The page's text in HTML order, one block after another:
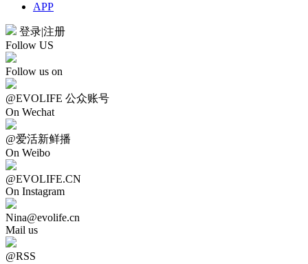
APP
登录|注册
Follow US
Follow us on
@EVOLIFE 公众账号
On Wechat
@爱活新鲜播
On Weibo
@EVOLIFE.CN
On Instagram
Nina@evolife.cn
Mail us
@RSS